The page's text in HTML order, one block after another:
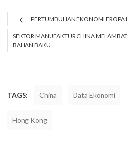
PERTUMBUHAN EKONOMI EROPA
SEKTOR MANUFAKTUR CHINA
BAHAN BAKU
TAGS: China Data Ekonomi
Hong Kong